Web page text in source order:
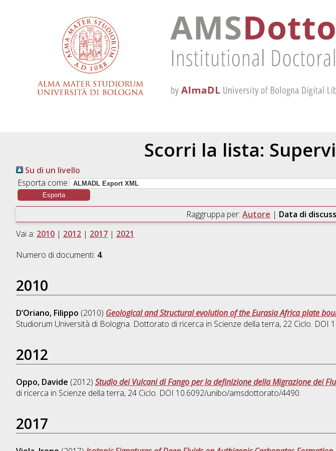
Scorri la lista:
Su di un livello
Esporta come
Raggruppa per: Autore | Data di
Vai a: 2010| 2012| 2017| 2021
Numero di documenti: 4.
2010
D’Oriano, Filippo (2010) Geological and Structural evolution of the Eurasia Africa plate
Studiorum Università di Bologna. Dottorato di ricerca in Scienze della terra, 22 Ciclo. DOI
2012
Oppo, Davide (2012) Studio dei Vulcani di Fango per la definizione della Migrazione dei
di ricerca in Scienze della terra, 24 Ciclo. DOI 10.6092/unibo/amsdottorato/4490.
2017